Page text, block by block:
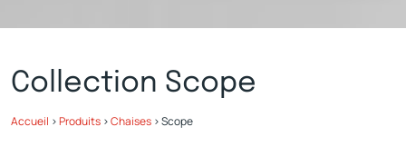
Collection Scope
Accueil >Produits >Chaises >Scope